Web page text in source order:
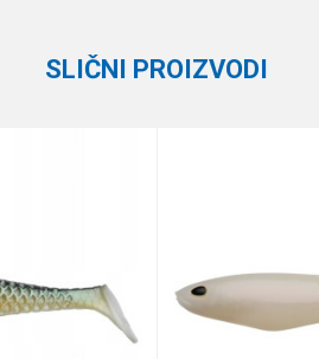
SLIČNI PROIZVODI